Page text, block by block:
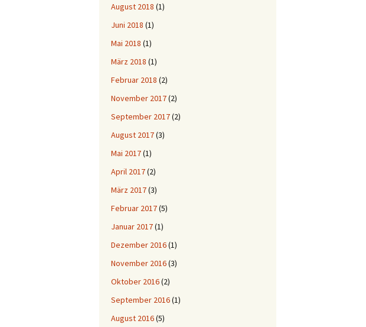
August 2018 (1)
Juni 2018 (1)
Mai 2018 (1)
März 2018 (1)
Februar 2018 (2)
November 2017(2)
September 2017(2)
August 2017(3)
Mai 2017(1)
April 2017(2)
März 2017(3)
Februar 2017(5)
Januar 2017(1)
Dezember 2016(1)
November 2016(3)
Oktober 2016(2)
September 2016(1)
August 2016(5)